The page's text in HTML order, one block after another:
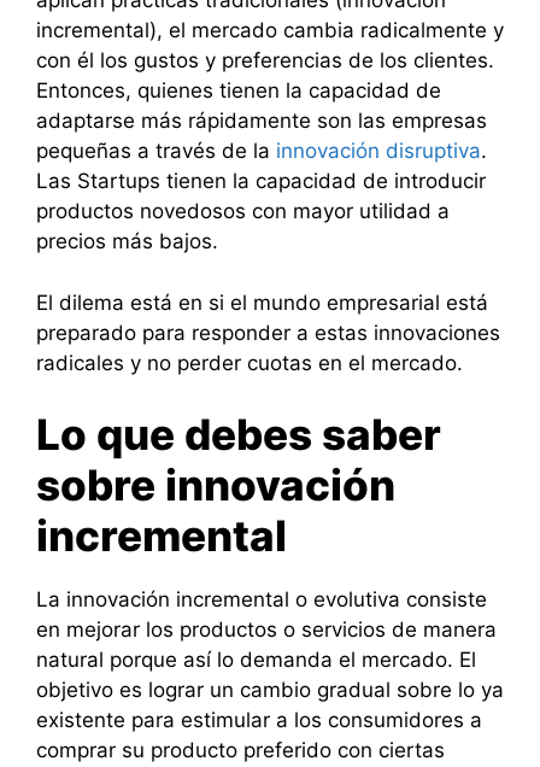
incremental), el mercado cambia radicalmente y
con él los gustos y preferencias de los clientes.
Entonces, quienes tienen la capacidad de
adaptarse más rápidamente son las empresas
pequeñas a través de la innovación disruptiva.
Las Startups tienen la capacidad de introducir
productos novedosos con mayor utilidad a
precios más bajos.
El dilema está en si el mundo empresarial está
preparado para responder a estas innovaciones
radicales y no perder cuotas en el mercado.
Lo que debes saber
sobre innovación
incremental
La innovación incremental o evolutiva consiste
en mejorar los productos o servicios de manera
natural porque así lo demanda el mercado. El
objetivo es lograr un cambio gradual sobre lo ya
existente para estimular a los consumidores a
comprar su producto preferido con ciertas